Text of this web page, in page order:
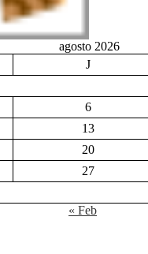
agosto 2026
J
6
13
20
27
« Feb